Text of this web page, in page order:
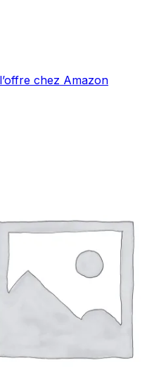
chez Amazon